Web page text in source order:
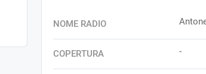
NOME RADIO
COPERTURA -